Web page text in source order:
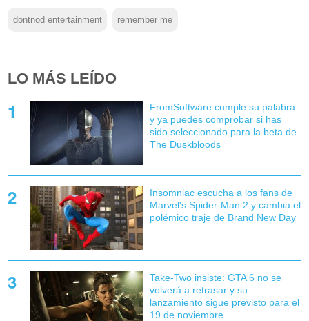
dontnod entertainment remember me
LO MÁS LEÍDO
FromSoftware cumple su palabra
y ya puedes comprobar si has
sido seleccionado para la beta de
The Duskbloods
Insomniac escucha a los fans de
Marvel's Spider-Man 2 y cambia el
polémico traje de Brand New Day
Take-Two insiste: GTA 6 no se
volverá a retrasar y su
lanzamiento sigue previsto para el
19 de noviembre